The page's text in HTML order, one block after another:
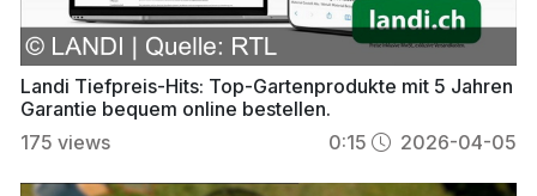
Landi Tiefpreis-Hits: Top-Gartenprodukte mit 5 Jahren
Garantie bequem online bestellen.
175 views 0:15 2026-04-05